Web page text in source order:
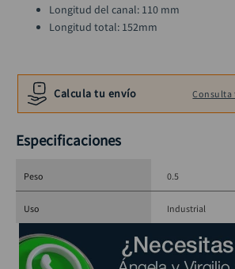
Longitud del canal: 110 mm
Longitud total: 152mm
Calcula tu envío Consulta
Especificaciones
Peso 0.5
Uso Industrial